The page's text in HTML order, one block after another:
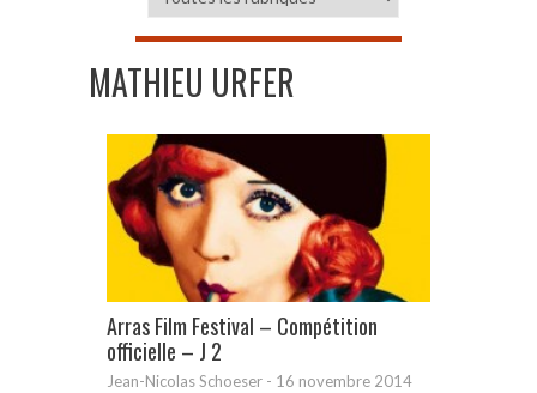
MATHIEU URFER
Arras Film Festival – Compétition
officielle – J 2
Jean-Nicolas Schoeser - 16 novembre 2014